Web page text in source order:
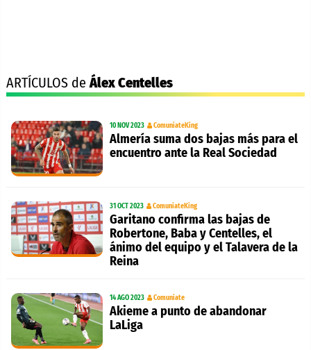
ARTÍCULOS deÁlex Centelles
10 NOV 2023 ComuniateKing
Almería suma dos bajas más para el
encuentro ante la Real Sociedad
31 OCT 2023 ComuniateKing
Garitano confirma las bajas de
Robertone, Baba y Centelles, el
ánimo del equipo y el Talavera de la
Reina
14 AGO 2023 Comuniate
Akieme a punto de abandonar
LaLiga